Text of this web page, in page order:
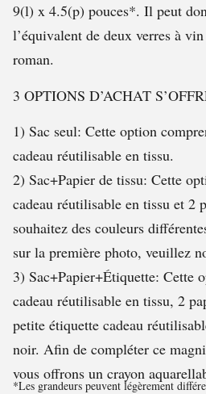
9(l) x 4.5(p) pouces*. Il peut
l’équivalent de deux verres à
roman.
3 OPTIONS D’ACHAT
1) Sac seul: Cette option
cadeau réutilisable en tissu.
2) Sac+Papier de tissu: Cette
cadeau réutilisable en tissu et 2
souhaitez des couleurs
sur la première photo, veuillez
3) Sac+Papier+Étiquette: Cette
cadeau réutilisable en tissu, 2
petite étiquette cadeau
noir. Afin de compléter ce
vous offrons un crayon
*Les grandeurs peuvent légèrement